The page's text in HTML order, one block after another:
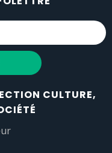
CULTURE,